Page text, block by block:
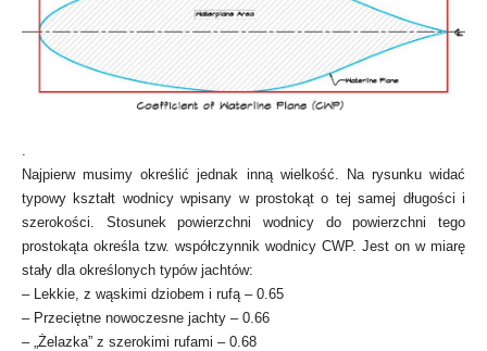
Najpierw musimy określić jednak inną wielkość. Na rysunku widać
typowy kształt wodnicy wpisany w prostokąt o tej samej długości i
szerokości. Stosunek powierzchni wodnicy do powierzchni tego
prostokąta określa tzw. współczynnik wodnicy CWP. Jest on w miarę
stały dla określonych typów jachtów:
– Lekkie, z wąskimi dziobem i rufą – 0.65
– Przeciętne nowoczesne jachty – 0.66
– „Żelazka” z szerokimi rufami – 0.68